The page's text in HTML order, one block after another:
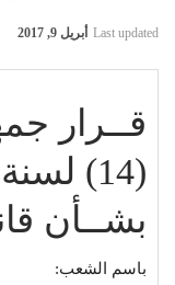
Last updated أبريل 9, 2017
قــرار
(14) لسنة 2002م
بشــأن
باسم الشعب: